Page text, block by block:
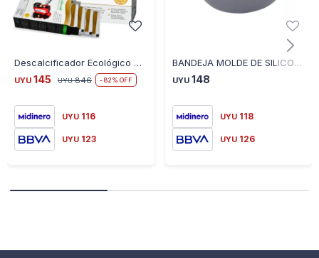
Descalcificador Ecológico 4 Sobres Limpiador de Cafeteras 100% Natural
UYU 145 UYU 846 82
UYU 116
UYU 123
BANDEJA MOLDE DE SILICONA COLORES VARIOS
UYU 148
UYU 118
UYU 126